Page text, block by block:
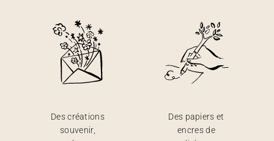
Des créations
souvenir,
Des papiers et
encres de